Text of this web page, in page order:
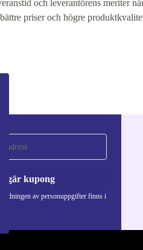
och leverantörens meriter
priser och högre
Begär kupong
av personuppgifter finns i